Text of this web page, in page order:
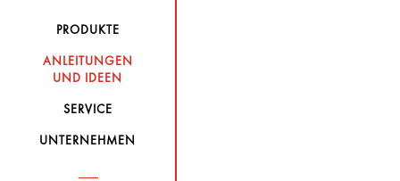
PRODUKTE
ANLEITUNGEN
UND IDEEN
SERVICE
UNTERNEHMEN